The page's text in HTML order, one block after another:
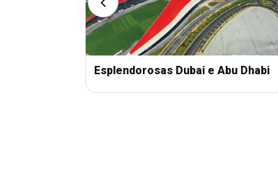
Esplendorosas Dubai e Abu Dhabi